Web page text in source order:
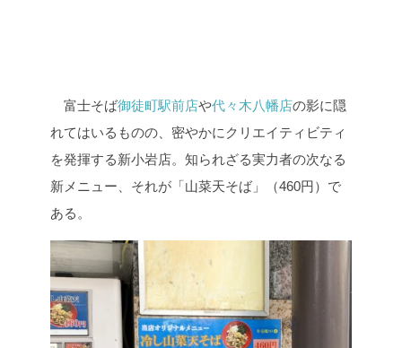
富士そば御徒町駅前店や代々木八幡店の影に隠
れてはいるものの、密やかにクリエイティビティ
を発揮する新小岩店。知られざる実力者の次なる
新メニュー、それが「山菜天そば」（460円）で
ある。